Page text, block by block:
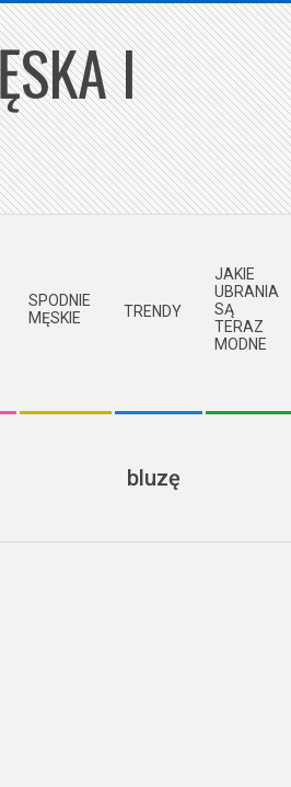
I
SPODNIE
MĘSKIE
TRENDY
JAKIE
UBRANIA
SĄ
TERAZ
MODNE
bluzę